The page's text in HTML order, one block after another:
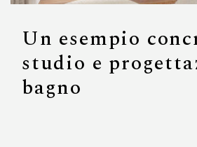
Un esempio
studio e
bagno